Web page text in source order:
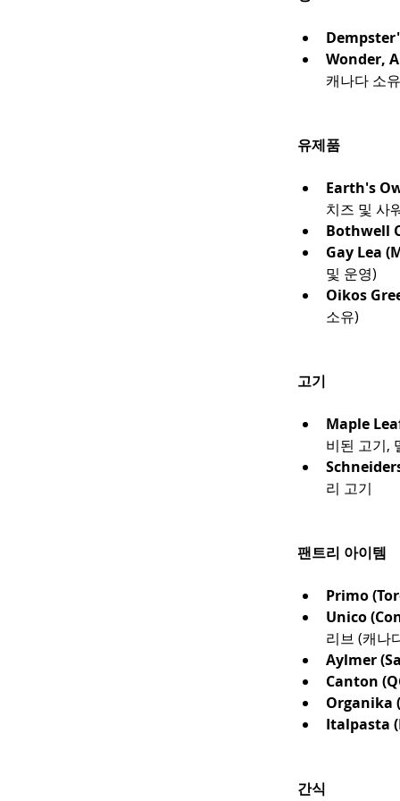
Wonder,
캐나다 소
유제품
Earth's
치즈 및 사
Bothwell
Gay Lea
및 운영)
Oikos
소유)
고기
Maple
비된 고기,
리 고기
팬트리 아이템
Primo
Unico
리브 (캐나
Aylmer
Canton
Organika
Italpasta
간식